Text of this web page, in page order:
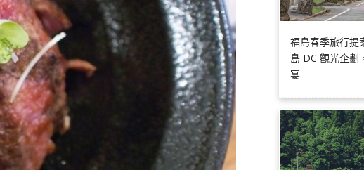
福島春季旅行提
島 DC 觀光企劃
宴